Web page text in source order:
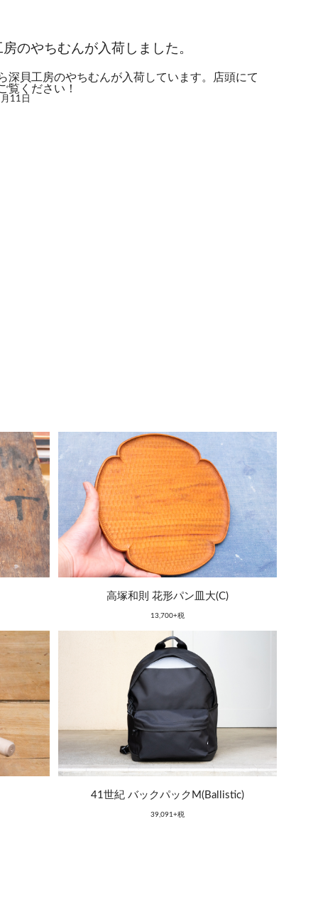
のやちむんが入荷しました。
深貝工房のやちむんが入荷しています。店頭にて
覧ください！
11日
高塚和則 花形パン皿大(C)
13,700+税
41世紀 バックパックM(Ballistic)
39,091+税